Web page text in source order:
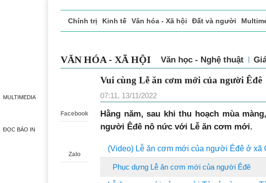
MULTIMEDIA
ĐỌC BÁO IN
Chính trị Kinh tế Văn hóa - Xã hội Đất và người
VĂN HÓA - XÃ HỘI Văn học - Nghệ thuật
Facebook
Zalo
Vui cùng Lễ ăn cơm mới của người Êđê
07:11, 13/11/2022
Hằng năm, sau khi thu hoạch mùa
người Êđê nô nức với Lễ ăn cơm mới.
(Video) Lễ ăn cơm mới của người Êđê ở xã
Phục dựng Lễ ăn cơm mới của người Êđê